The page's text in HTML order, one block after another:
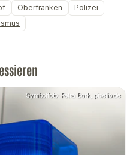
Oberfranken
Polizei
Symbolfoto: Petra Bork, pixelio.de